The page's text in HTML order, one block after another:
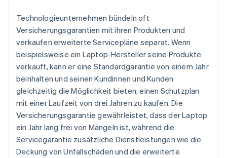
Technologieunternehmen bündeln oft
Versicherungsgarantien mit ihren Produkten und
verkaufen erweiterte Servicepläne separat. Wenn
beispielsweise ein Laptop-Hersteller seine Produkte
verkauft, kann er eine Standardgarantie von einem Jahr
beinhalten und seinen Kundinnen und Kunden
gleichzeitig die Möglichkeit bieten, einen Schutzplan
mit einer Laufzeit von drei Jahren zu kaufen. Die
Versicherungsgarantie gewährleistet, dass der Laptop
ein Jahr lang frei von Mängeln ist, während die
Servicegarantie zusätzliche Dienstleistungen wie die
Deckung von Unfallschäden und die erweiterte